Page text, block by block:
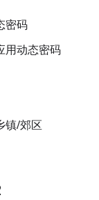
密码
用动态密码
镇/郊区